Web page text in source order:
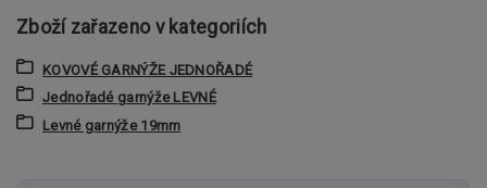
Zboží zařazeno v kategoriích
KOVOVÉ GARNÝŽE JEDNOŘADÉ
Jednořadé garnýže LEVNÉ
Levné garnýže 19mm